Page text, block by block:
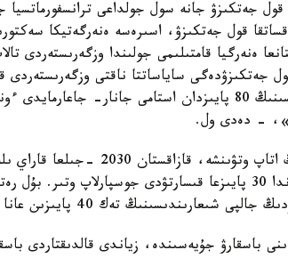
قول جەتكىزۋ جانە سول جولداعى
قول جەتكىزۋ، اسىرەسە ەنەرگەتيكا
ەنەرگيا قامتىلىمى جولىندا وزگەرىستەردى
جەتكىزۋدەگى ساياساتتا ناقتى وزگەرىستەردى
شىعارىندىسىنىڭ 80 پايىزدان استامى جانار-
- دەدى ول.
سالىستىرعاندا 30 پايىزعا قىسارتۋدى جوسپارلاپ
شىعارىندىسىنىڭ تەك 40 پايىزىن عانا باقىلاي الادى.
باسقارۋ جۇيەسىندە، زياندى قالدىقتاردى